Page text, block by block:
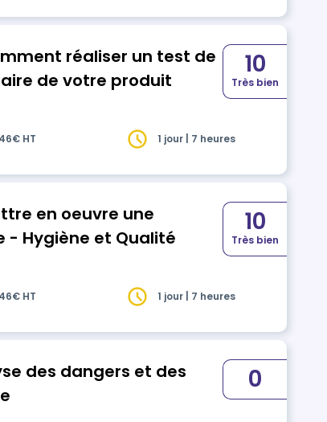
réaliser un test de
de votre produit
10
Très bien
HT 1 jour | 7 heures
en oeuvre une
Hygiène et Qualité
10
Très bien
HT 1 jour | 7 heures
des dangers et des
0